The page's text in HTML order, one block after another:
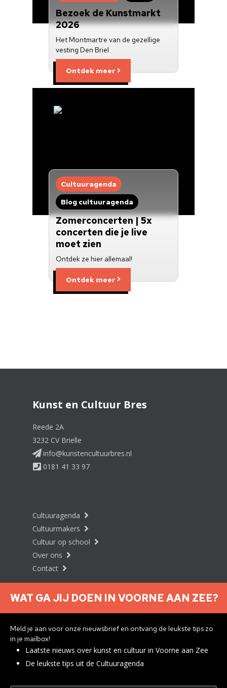
Bezoek de Kunstmarkt
2026
Het Montmartre van de gezellige
vesting Den Briel
Ontdek meer
Cultuuragenda
Blog cultuuragenda
Zomerconcerten | 5x
concerten die je live
moet zien
Ontdek ze hier allemaal!
Ontdek meer
Kunst en Cultuur Bres
Reede 2A
3232 CV Brielle
info@kunstencultuurbres.nl
0181 41 33 97
Cultuuragenda
Cultuurmakers
Cultuur op school
Over ons
Contact
Nieuwsbrief aanmelden
Privacyverklaring
WAT GA JIJ DOEN IN VOORNE AAN ZEE?
Meld je aan voor onze nieuwsbrief en ontvang de leukste tips zo
in je mailbox!
Laatste nieuws over kunst en cultuur in Voorne aan Zee
De leukste tips uit de Cultuuragenda